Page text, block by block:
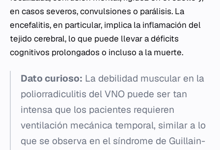
en casos severos, convulsiones o parálisis. La
encefalitis, en particular, implica la inflamación del
tejido cerebral, lo que puede llevar a déficits
cognitivos prolongados o incluso a la muerte.
Dato curioso: La debilidad muscular en la
poliorradiculitis del VNO puede ser tan
intensa que los pacientes requieren
ventilación mecánica temporal, similar a lo
que se observa en el síndrome de Guillain-